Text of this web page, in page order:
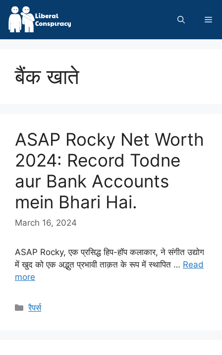
Skip
content
बैंक खाते
ASAP Rocky Net Worth
2024: Record Todne
aur Bank Accounts
mein Bhari Hai.
March 16, 2024
ASAP Rocky, एक प्रसिद्ध हिप-हॉप कलाकार, ने संगीत उद्योग
में खुद को एक अद्भुत प्रभावी ताक़त के रूप में स्थापित … Read
more
Categories
रैपर्स